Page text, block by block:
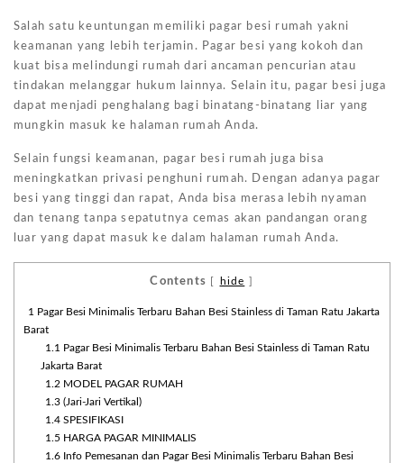
Salah satu keuntungan memiliki pagar besi rumah yakni
keamanan yang lebih terjamin. Pagar besi yang kokoh dan
kuat bisa melindungi rumah dari ancaman pencurian atau
tindakan melanggar hukum lainnya. Selain itu, pagar besi juga
dapat menjadi penghalang bagi binatang-binatang liar yang
mungkin masuk ke halaman rumah Anda.
Selain fungsi keamanan, pagar besi rumah juga bisa
meningkatkan privasi penghuni rumah. Dengan adanya pagar
besi yang tinggi dan rapat, Anda bisa merasa lebih nyaman
dan tenang tanpa sepatutnya cemas akan pandangan orang
luar yang dapat masuk ke dalam halaman rumah Anda.
Contents hide
1
Pagar Besi Minimalis Terbaru Bahan Besi Stainless di Taman Ratu Jakarta
Barat
1.1
Pagar Besi Minimalis Terbaru Bahan Besi Stainless di Taman Ratu
Jakarta Barat
1.2 MODEL PAGAR RUMAH
1.3(Jari-Jari Vertikal)
1.4SPESIFIKASI
1.5 HARGA PAGAR MINIMALIS
1.6Info Pemesanan dan Pagar Besi Minimalis Terbaru Bahan Besi